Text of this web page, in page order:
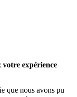
expérience
que nous avons pu